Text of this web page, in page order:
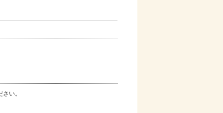
い。